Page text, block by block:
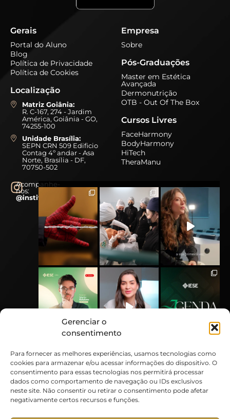
Gerenciar o
consentimento
Para fornecer as melhores experiências, usamos tecnologias como
cookies para armazenar e/ou acessar informações do dispositivo. O
consentimento para essas tecnologias nos permitirá processar
dados como comportamento de navegação ou IDs exclusivos
neste site. Não consentir ou retirar o consentimento pode afetar
negativamente certos recursos e funções.
Gerais
Portal do Aluno
Blog
Política de Privacidade
Política de Cookies
Localização
Matriz Goiânia:
R. C-167, 274 - Jardim
América, Goiânia - GO,
74255-100
Unidade Brasília:
SEPN CRN 509 Edificio
Contag 4º andar - Asa
Norte, Brasília - DF,
70750-502
Empresa
Sobre
Pós-Graduações
Master em Estética
Avançada
Dermonutrição
OTB - Out Of The Box
Cursos Livres
FaceHarmony
BodyHarmony
HiTech
TheraManu
Acompanhe-
nos:
@instituto.iese